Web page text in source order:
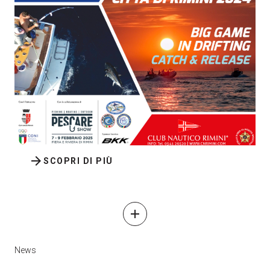
SCOPRI DI PIÙ
arrow_forward
add
News